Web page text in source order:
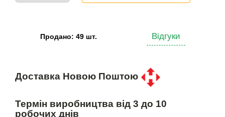
Продано: 49 шт. Відгуки
Доставка Новою Поштою
Термін виробництва від 3 до 10
робочих днів